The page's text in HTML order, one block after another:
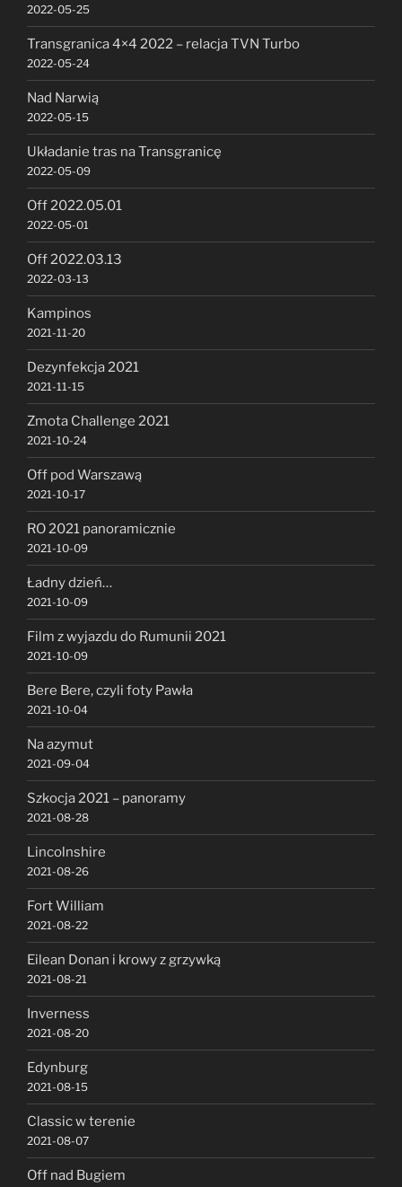
2022-05-25
Transgranica 4×4 2022 – relacja TVN Turbo
2022-05-24
Nad Narwią
2022-05-15
Układanie tras na Transgranicę
2022-05-09
Off 2022.05.01
2022-05-01
Off 2022.03.13
2022-03-13
Kampinos
2021-11-20
Dezynfekcja 2021
2021-11-15
Zmota Challenge 2021
2021-10-24
Off pod Warszawą
2021-10-17
RO 2021 panoramicznie
2021-10-09
Ładny dzień…
2021-10-09
Film z wyjazdu do Rumunii 2021
2021-10-09
Bere Bere, czyli foty Pawła
2021-10-04
Na azymut
2021-09-04
Szkocja 2021 – panoramy
2021-08-28
Lincolnshire
2021-08-26
Fort William
2021-08-22
Eilean Donan i krowy z grzywką
2021-08-21
Inverness
2021-08-20
Edynburg
2021-08-15
Classic w terenie
2021-08-07
Off nad Bugiem